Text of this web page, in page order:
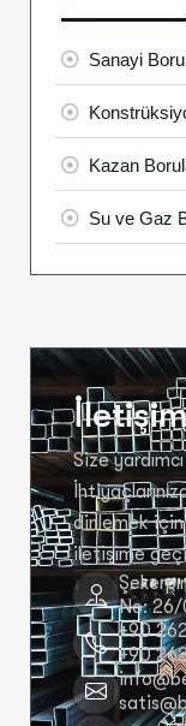
Sanayi
Kazan
Su ve Gaz
Size
dinlemek için
iletişime
No: 26/
+90
+90